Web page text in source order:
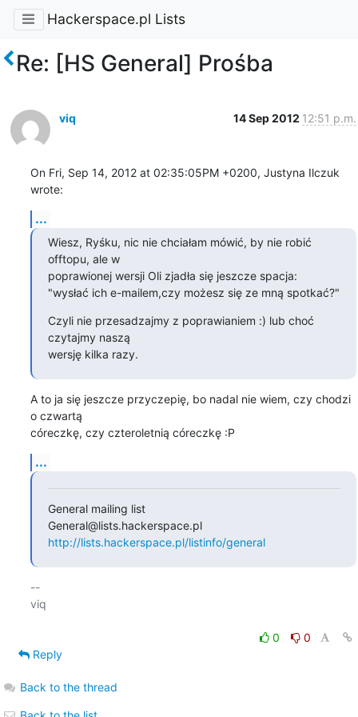
Hackerspace.pl Lists
Re: [HS General] Prośba
viq 14 Sep 2012 12:51 p.m.
On Fri, Sep 14, 2012 at 02:35:05PM +0200, Justyna Ilczuk
wrote:
...
Wiesz, Ryśku, nic nie chciałam mówić, by nie robić
offtopu, ale w
poprawionej wersji Oli zjadła się jeszcze spacja:
"wysłać ich e-mailem,czy możesz się ze mną spotkać?"
Czyli nie przesadzajmy z poprawianiem :) lub choć
czytajmy naszą
wersję kilka razy.
A to ja się jeszcze przyczepię, bo nadal nie wiem, czy chodzi
o czwartą
córeczkę, czy czteroletnią córeczkę :P
...
General mailing list
General@lists.hackerspace.pl
http://lists.hackerspace.pl/listinfo/general
--
viq
0
0
Reply
Back to the thread